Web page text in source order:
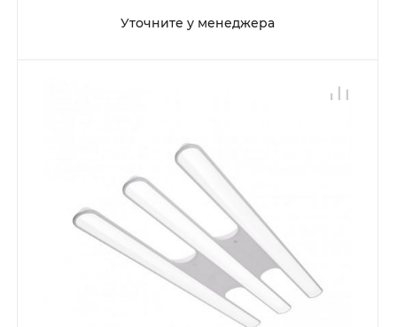
Уточните у менеджера